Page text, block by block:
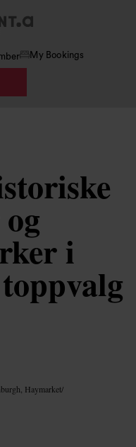
My Bookings
i
Haymarket/